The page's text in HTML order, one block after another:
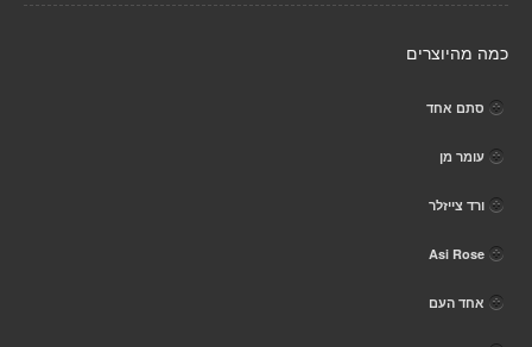
כמה מהיוצרים
סתם אחד
עומר מן
ורד צייזלר
Asi Rose
אחד העם